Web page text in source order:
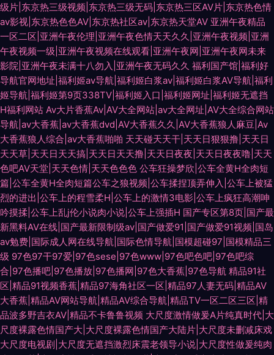
级片|东京热三级视频|东京热三级无码|东京热三区AV片|东京热色情
av影视|东京热色色AV|东京热社区av|东京热天堂AV 亚洲午夜精品
一区二区|亚洲午夜伦理|亚洲午夜色情天天久久|亚洲午夜视频|亚洲
午夜视频一级|亚洲午夜视频在线观看|亚洲午夜网|亚洲午夜网未来
影院|亚洲午夜未满十八勿入|亚洲午夜无码久久 福利国产馆|福利好
导航官网地址|福利姬av导航|福利姬白浆av|福利姬白浆AV导航|福利
姬导航|福利姬第9页338TV|福利姬入口|福利姬网址|福利姬无遮挡
H福利网站 Av大片香蕉Av|AV大全网站|av大全网址|AV大全综合网站
导航|av大香蕉|av大香蕉dvd|AV大香蕉久久|AV大香蕉狼人麻豆|Av
大香蕉狼人综合|av大香蕉啪啪 天天碰天天干|天天日狠狠撸|天天日
天天草|天天日天天搞|天天日天天撸|天天日夜夜|天天日夜夜噜|天天
色吧AV天堂|天天色情|天天色色色 公车狂操梦欣|公车全黄H全肉短
篇|公车全黄H全肉短篇公车之狼视频|公车揉捏顶弄伸入|公车上被猛
烈的进出|公车上的程雪柔H|公车上的激情3电影|公车上疯狂高潮呻
吟摸揉|公车上乱j伦小说肉小说|公车上强插H 国产专区第8页|国产最
新黑料AV在线|国产最新限制级av|国产做爱91|国产做爱91视频|国岛
av勉费|国际成人网在线导航|国际色情导航|国模超碰97|国模精品三
级 97色97干97爱|97色sese|97色www|97色吧色吧|97色吧综
合|97色播吧|97色播放|97色播网|97色大香蕉|97色导航 精品91社
区|精品91视频香蕉|精品97海角社区一区|精品97人妻无码|精品AV
大香蕉|精品AV网站导航|精品AV综合导航|精品TV一区二区三区|精
品波多野吉衣AV|精品不卡鲁鲁视频 大尺度激情做爰A片纯真时代|大
尺度裸露色情国产大|大尺度裸露色情国产大陆片|大尺度未删减床戏
大尺度电视剧|大尺度无遮挡激烈床震老领导小说|大尺度性做爰纯肉